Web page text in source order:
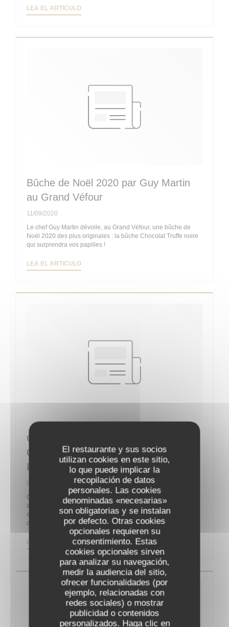
El restaurante y sus socios
utilizan cookies en este sitio,
lo que puede implicar la
recopilación de datos
personales. Las cookies
denominadas «necesarias»
son obligatorias y se instalan
por defecto. Otras cookies
opcionales requieren su
consentimiento. Estas
cookies opcionales sirven
para analizar su navegación,
medir la audiencia del sitio,
ofrecer funcionalidades (por
ejemplo, relacionadas con
redes sociales) o mostrar
publicidad o contenidos
personalizados. Haga clic en
LEA EL ARTICULO((ABRE EN UNA NUEVA VENTANA))
Bûche de Noël 2020 par Guy Martin
au Grand Véfour
11/09/2020
Le chef Guy Martin dévoile, au Grand Véfour, une bûche de
Noël 2020 des plus originales : la bûche Chocolat Truffe noire
qui surprendra vos papilles !
LEA EL ARTICULO((ABRE EN UNA NUEVA VENTANA))
Guy Martin : “La Reprise Sera
Compliquée Sans La Clientèle
Internationale”
06/05/2020
On ne présente plus le chef Guy Martin, un des célèbres
acteurs de la gastronomie française, propriétaire et chef
d’orchestre du Grand Véfour depuis 2011 après y être entré
comme directeur en 1991 pour la famille Jean Taittinger.
LEA EL ARTICULO((ABRE EN UNA NUEVA VENTANA))